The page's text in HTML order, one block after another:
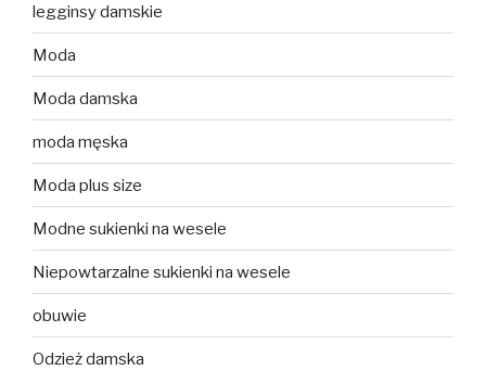
legginsy damskie
Moda
Moda damska
moda męska
Moda plus size
Modne sukienki na wesele
Niepowtarzalne sukienki na wesele
obuwie
Odzież damska